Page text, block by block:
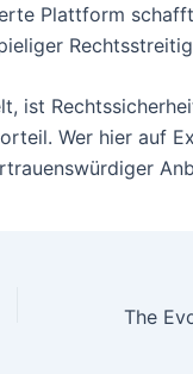
Plattform
ist
Wer hier auf